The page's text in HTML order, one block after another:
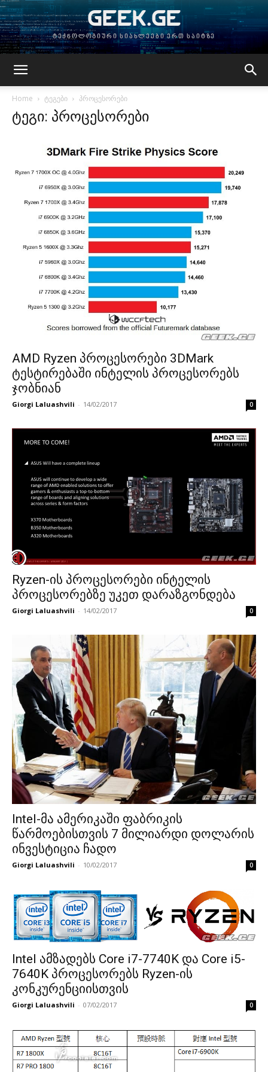
GEEK.GE
ტექნოლოგიური სიახლეები ერთ საიტზე
Home ტეგები პროცესორები
ტეგი: პროცესორები
AMD Ryzen პროცესორები 3DMark
ტესტირებაში ინტელის პროცესორებს
ჯობნიან
Giorgi Laluashvili - 14/02/2017 0
Ryzen-ის პროცესორები ინტელის
პროცესორებზე უკეთ დარაზგონდება
Giorgi Laluashvili - 14/02/2017 0
Intel-მა ამერიკაში ფაბრიკის
წარმოებისთვის 7 მილიარდი დოლარის
ინვესტიცია ჩადო
Giorgi Laluashvili - 10/02/2017 0
Intel ამზადებს Core i7-7740K და Core i5-
7640K პროცესორებს Ryzen-ის
კონკურენციისთვის
Giorgi Laluashvili - 07/02/2017 0